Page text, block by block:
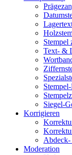
Stempel
Text- &
Siegel-
Korrigieren
Moderation